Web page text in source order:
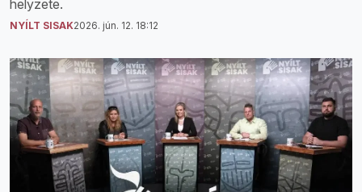
helyzete.
NYÍLT SISAK2026. jún. 12. 18:12